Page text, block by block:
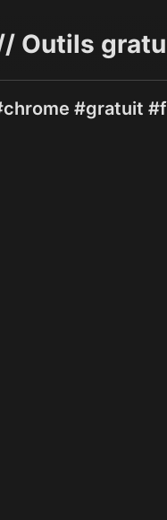
Outils
#gratuit